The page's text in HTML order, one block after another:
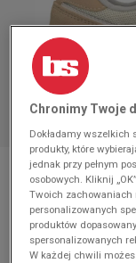
* Zdjęcie poglądowe
NEW BALANCE 373
Produkt pochodzi z
sezonów lub z
Chronimy Twoje
Dokładamy wszelkich
produkty, które
jednak przy pełnym
osobowych. Kliknij
Twoich zachowaniach
personalizowanych
produktów
spersonalizowanych
W każdej chwili